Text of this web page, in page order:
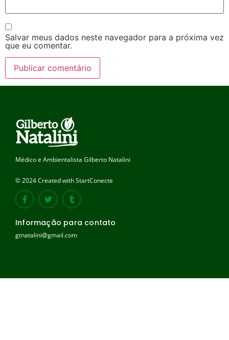
Salvar meus dados neste navegador para a próxima vez
que eu comentar.
Médico e Ambientalista Gilberto Natalini
© 2024 Created with StartConecte
Informação para contato
gtnatalini@gmail.com